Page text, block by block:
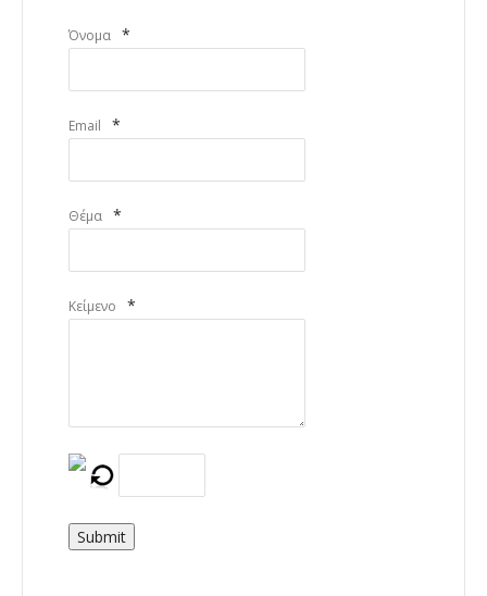
Όνομα *
Email *
Θέμα *
Κείμενο *
Submit